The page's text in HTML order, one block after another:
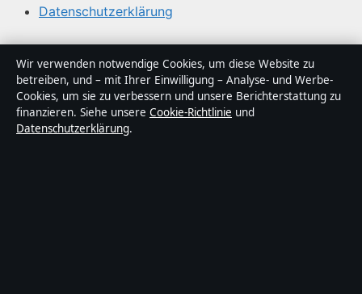
Datenschutzerklärung
Über Sacharchiv in Kürze
Sacharchiv ist ein unabhängiger digitaler
Nachrichtenanbieter mit Fokus auf Politik, Wirtschaft,
Technik und Gesellschaft in Deutschland. Jeder Artikel
Wir verwenden notwendige Cookies, um diese Website zu
betreiben, und – mit Ihrer Einwilligung – Analyse- und Werbe-
Cookies, um sie zu verbessern und unsere Berichterstattung zu
finanzieren. Siehe unsere Cookie-Richtlinie und
Datenschutzerklärung.